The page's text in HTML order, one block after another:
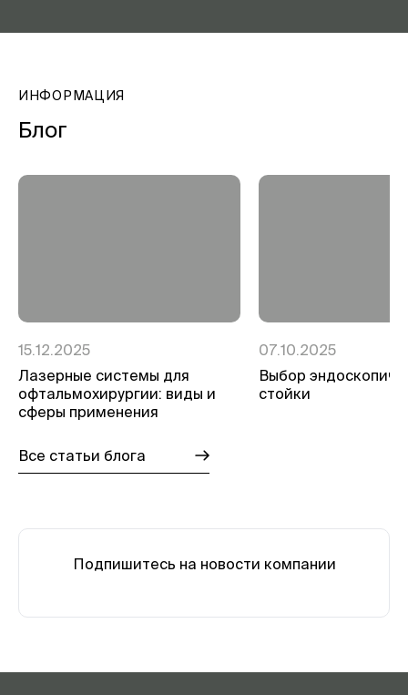
ИНФОРМАЦИЯ
Блог
15.12.2025
Лазерные системы для
офтальмохирургии: виды и
сферы применения
07.10.2025
Выбор
стойки
Все статьи блога
Подпишитесь на новости компании